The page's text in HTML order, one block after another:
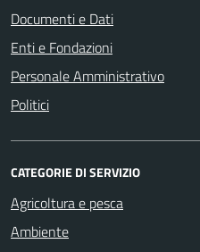
Documenti e Dati
Enti e Fondazioni
Personale Amministrativo
Politici
CATEGORIE DI SERVIZIO
Agricoltura e pesca
Ambiente